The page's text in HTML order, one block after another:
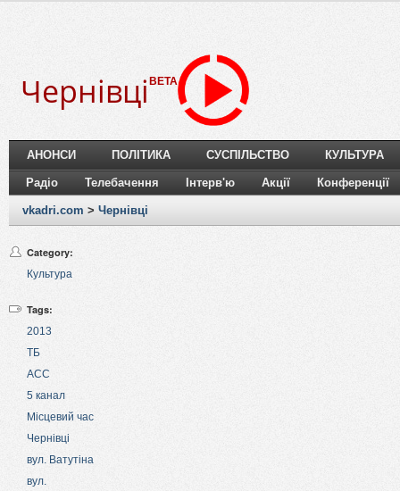
Чернівці BETA
АНОНСИ ПОЛІТИКА СУСПІЛЬСТВО КУЛЬТУРА
Радіо Телебачення Інтерв'ю Акції Конференції
vkadri.com > Чернівці
Category:
Культура
Tags:
2013
ТБ
АСС
5 канал
Місцевий час
Чернівці
вул. Ватутіна
вул.